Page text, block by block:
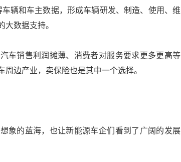
辆和车主数据，形成车辆研发、制造、使用、维
数据支持。
车销售利润摊薄、消费者对服务要求更多更高等
边产业，卖保险也是其中一个选择。
象的蓝海，也让新能源车企们看到了广阔的发展